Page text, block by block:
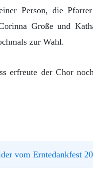
Person, die
Große und
zur Wahl.
erfreute der Chor
vom Erntedankfest